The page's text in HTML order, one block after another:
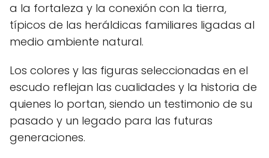
a la fortaleza y la conexión con la tierra,
típicos de las heráldicas familiares ligadas al
medio ambiente natural.
Los colores y las figuras seleccionadas en el
escudo reflejan las cualidades y la historia de
quienes lo portan, siendo un testimonio de su
pasado y un legado para las futuras
generaciones.